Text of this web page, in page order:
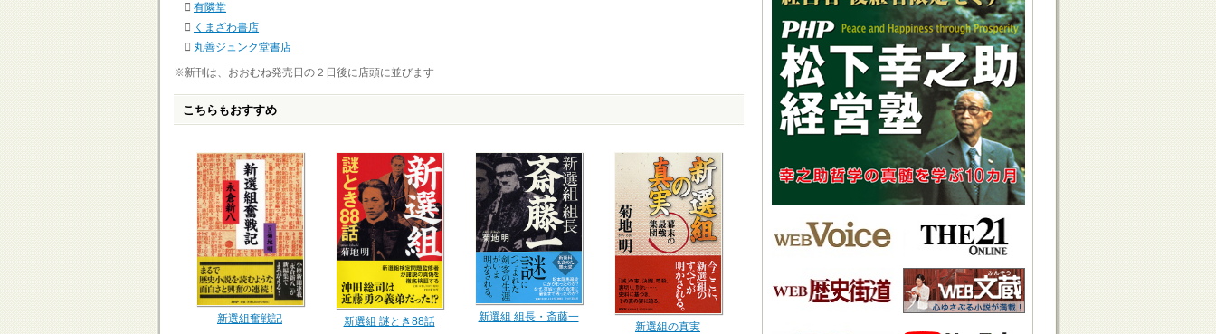
有隣堂
くまざわ書店
丸善ジュンク堂書店
※新刊は、おおむね発売日の２日後に店頭に並びます
こちらもおすすめ
新選組奮戦記 新選組 謎とき88話 新選組 組長・斎藤一
新選組の真実